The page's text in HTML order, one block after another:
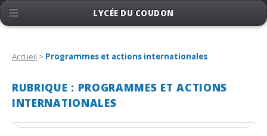
Accueil > Programmes et actions internationales
RUBRIQUE : PROGRAMMES ET ACTIONS
INTERNATIONALES
LYCÉE DU COUDON